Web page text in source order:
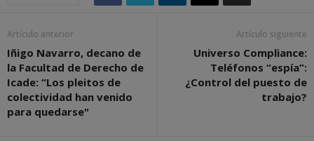
Artículo anterior
Iñigo Navarro, decano de
la Facultad de Derecho de
Icade: “Los pleitos de
colectividad han venido
para quedarse"
Artículo siguiente
Universo Compliance:
Teléfonos “espía”:
¿Control del puesto de
trabajo?